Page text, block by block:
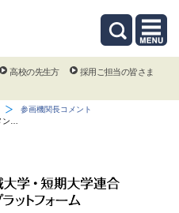
高校の先生方
採用ご担当の皆さま
参画機関長コメント
ン…